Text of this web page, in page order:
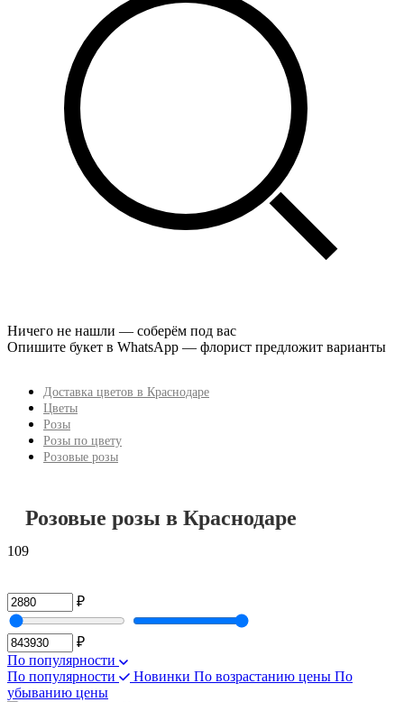
Ничего не нашли — соберём под вас
Опишите букет в WhatsApp — флорист предложит варианты
Доставка цветов в Краснодаре
Цветы
Розы
Розы по цвету
Розовые розы
Розовые розы в Краснодаре
109
₽
₽
По популярности
По популярности
Новинки По возрастанию цены По
убыванию цены